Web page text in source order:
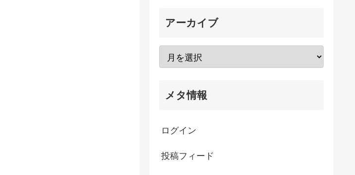
アーカイブ
メタ情報
ログイン
投稿フィード